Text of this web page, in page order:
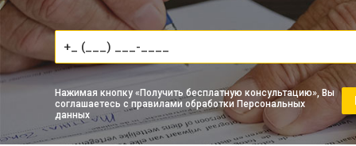
Нажимая кнопку «Получить бесплатную консультацию», Вы
соглашаетесь с правилами обработки Персональных
данных